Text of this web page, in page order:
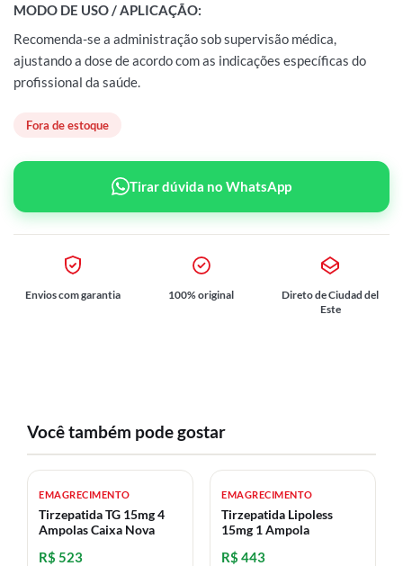
MODO DE USO / APLICAÇÃO:
Recomenda-se a administração sob supervisão médica,
ajustando a dose de acordo com as indicações específicas do
profissional da saúde.
Fora de estoque
Tirar dúvida no WhatsApp
Envios com garantia 100% original
Direto de Ciudad del
Este
Você também pode gostar
EMAGRECIMENTO
Tirzepatida TG 15mg 4
Ampolas Caixa Nova
R$ 523
EMAGRECIMENTO
Tirzepatida Lipoless
15mg 1 Ampola
R$ 443